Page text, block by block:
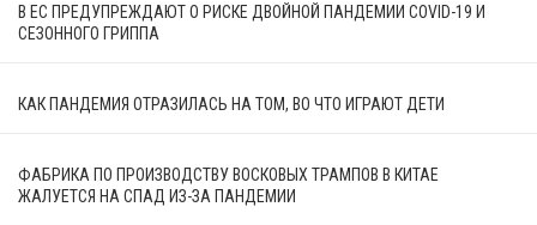
В ЕС ПРЕДУПРЕЖДАЮТ О РИСКЕ ДВОЙНОЙ ПАНДЕМИИ COVID-19 И
СЕЗОННОГО ГРИППА
КАК ПАНДЕМИЯ ОТРАЗИЛАСЬ НА ТОМ, ВО ЧТО ИГРАЮТ ДЕТИ
ФАБРИКА ПО ПРОИЗВОДСТВУ ВОСКОВЫХ ТРАМПОВ В КИТАЕ
ЖАЛУЕТСЯ НА СПАД ИЗ-ЗА ПАНДЕМИИ